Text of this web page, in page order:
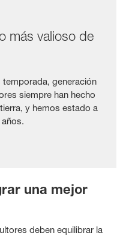
más valioso de
generación
siempre han hecho
y hemos estado a
una mejor
deben equilibrar la